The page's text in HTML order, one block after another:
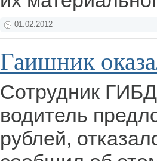
01.02.2012
Гаишник
Сотрудник
водитель
рублей,